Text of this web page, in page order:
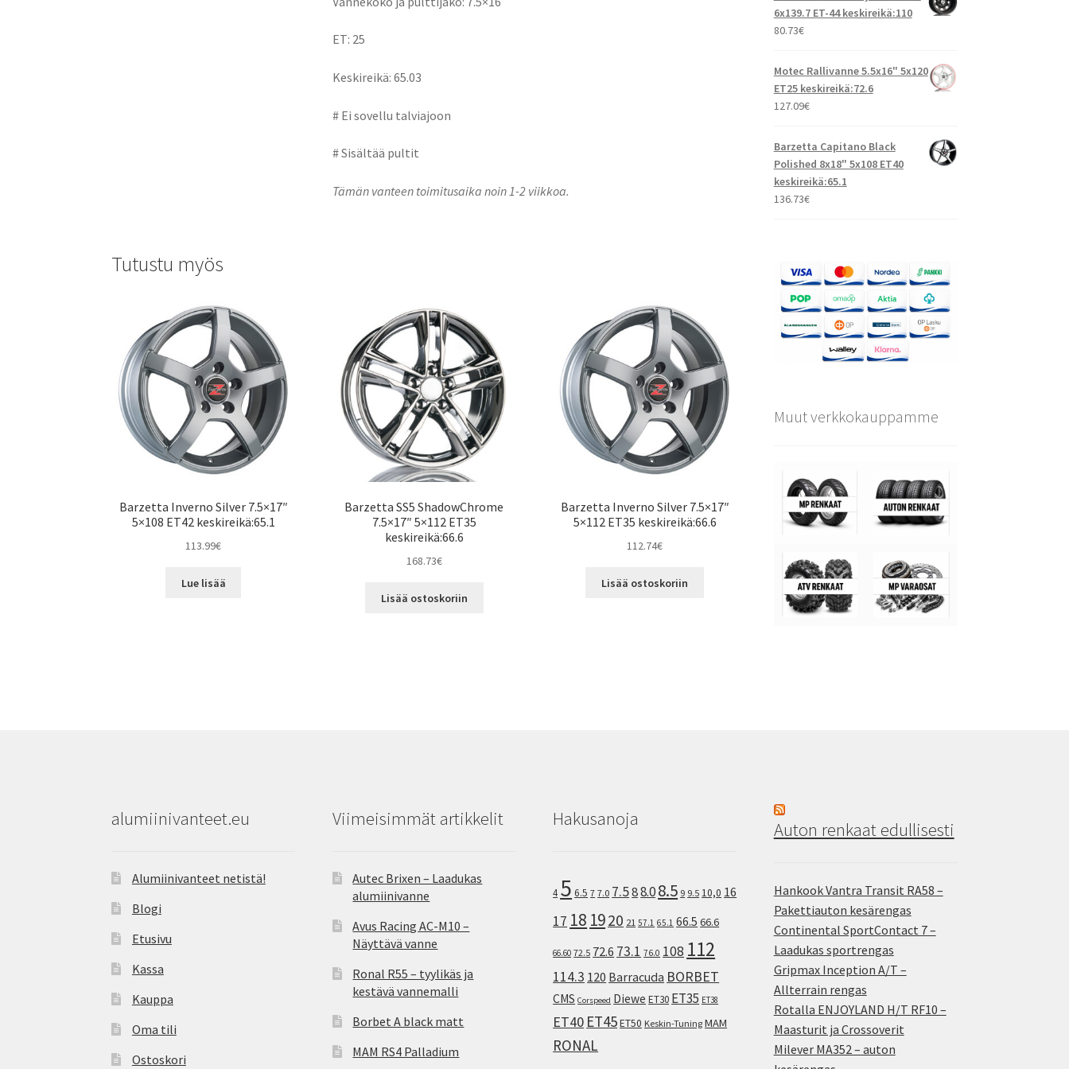
ET: 25
Keskireikä: 65.03
# Ei sovellu talviajoon
# Sisältää pultit
Tämän vanteen toimitusaika noin 1-2 viikkoa.
Tutustu myös
Barzetta Inverno Silver 7.5×17″
5×108 ET42 keskireikä:65.1
113.99€
Lue lisää
Barzetta SS5 ShadowChrome
7.5×17″ 5×112 ET35
keskireikä:66.6
168.73€
Lisää ostoskoriin
Barzetta Inverno Silver 7.5×17″
5×112 ET35 keskireikä:66.6
112.74€
Lisää ostoskoriin
6x139.7 ET-44 keskireikä:110
80.73€
Motec Rallivanne 5.5x16" 5x120
ET25 keskireikä:72.6
127.09€
Barzetta Capitano Black
Polished 8x18" 5x108 ET40
keskireikä:65.1
136.73€
Muut verkkokauppamme
alumiinivanteet.eu
Alumiinivanteet netistä!
Blogi
Etusivu
Kassa
Kauppa
Oma tili
Ostoskori
Viimeisimmät artikkelit
Autec Brixen – Laadukas
alumiinivanne
Avus Racing AC-M10 –
Näyttävä vanne
Ronal R55 – tyylikäs ja
kestävä vannemalli
Borbet A black matt
MAM RS4 Palladium
Hakusanoja
4 5 6.5 7 7.0 7.588.08.5 9 9.5 10,0 16
17 18 1920 21 57.1 65.1 66.5 66.6
66.60 72.5 72.6 73.1 76.0 108 112
114.3 120 Barracuda BORBET
CMS Corspeed Diewe ET30 ET35 ET38
ET40 ET45ET50 Keskin-Tuning MAM
RONAL
Auton renkaat edullisesti
Hankook Vantra Transit RA58 –
Pakettiauton kesärengas
Continental SportContact 7 –
Laadukas sportrengas
Gripmax Inception A/T –
Allterrain rengas
Rotalla ENJOYLAND H/T RF10 –
Maasturit ja Crossoverit
Milever MA352 – auton